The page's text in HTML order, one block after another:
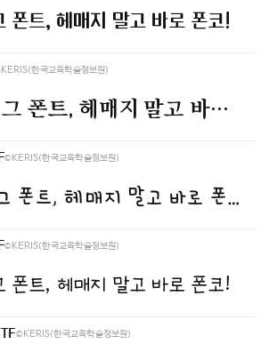
폰트, 헤매지 말고 바로 폰코!
한국교육학술정보원)
당신이 찾던 그 폰트, 헤매지 말고 바로 폰코!
©KERIS(한국교육학술정보원)
당신이 찾던 그 폰트, 헤매지 말고 바로 폰코!
©KERIS(한국교육학술정보원)
폰트, 헤매지 말고 바로 폰코!
©KERIS(한국교육학술정보원)